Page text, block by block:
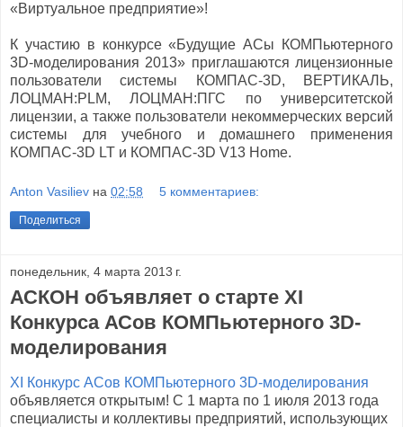
«Виртуальное предприятие»!
К участию в конкурсе «Будущие АСы КОМПьютерного
3D-моделирования 2013» приглашаются лицензионные
пользователи системы КОМПАС-3D, ВЕРТИКАЛЬ,
ЛОЦМАН:PLM, ЛОЦМАН:ПГС по университетской
лицензии, а также пользователи некоммерческих версий
системы для учебного и домашнего применения
КОМПАС-3D LT и КОМПАС-3D V13 Home.
Anton Vasiliev на 02:58 5 комментариев:
Поделиться
понедельник, 4 марта 2013 г.
АСКОН объявляет о старте XI
Конкурса АСов КОМПьютерного 3D-
моделирования
XI Конкурс АСов КОМПьютерного 3D-моделирования
объявляется открытым! С 1 марта по 1 июля 2013 года
специалисты и коллективы предприятий, использующих